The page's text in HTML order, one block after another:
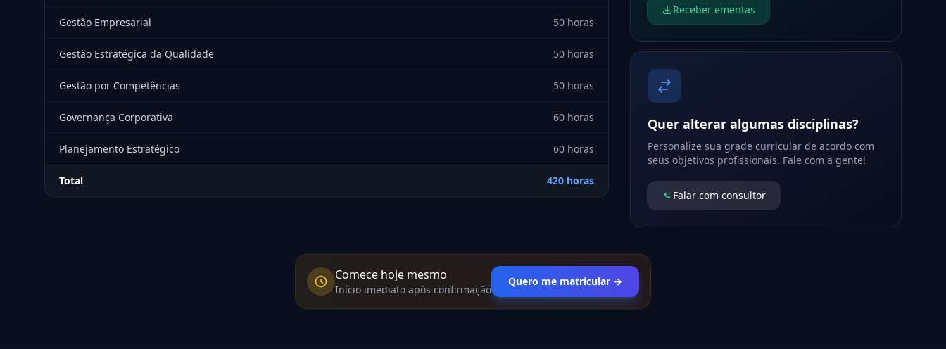
Gestão Empresarial 50 horas
Gestão Estratégica da Qualidade 50 horas
Gestão por Competências 50 horas
Governança Corporativa 60 horas
Planejamento Estratégico 60 horas
Total 420 horas
Receber ementas
Quer alterar algumas disciplinas?
Personalize sua grade curricular de acordo com
seus objetivos profissionais. Fale com a gente!
Falar com consultor
Comece hoje mesmo
Início imediato após confirmação
Quero me matricular →